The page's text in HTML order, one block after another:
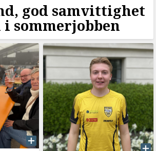
god samvittighet
i sommerjobben